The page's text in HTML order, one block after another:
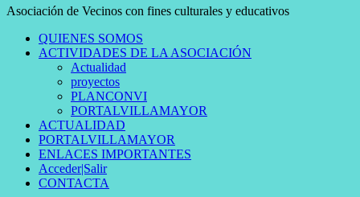
Asociación de Vecinos con fines culturales y educativos
QUIENES SOMOS
ACTIVIDADES DE LA ASOCIACIÓN
Actualidad
proyectos
PLANCONVI
PORTALVILLAMAYOR
ACTUALIDAD
PORTALVILLAMAYOR
ENLACES IMPORTANTES
Acceder|Salir
CONTACTA